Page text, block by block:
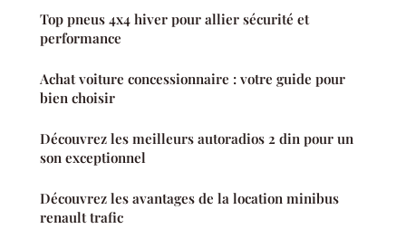
Top pneus 4x4 hiver pour allier sécurité et
performance
Achat voiture concessionnaire : votre guide pour
bien choisir
Découvrez les meilleurs autoradios 2 din pour un
son exceptionnel
Découvrez les avantages de la location minibus
renault trafic